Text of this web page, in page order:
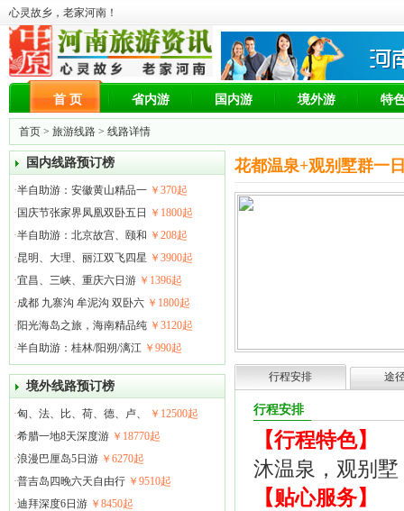
心灵故乡，老家河南！
首 页 省内游 国内游 境外游 特
首页 > 旅游线路 > 线路详情
国内线路预订榜
·半自助游：安徽黄山精品一 ￥370起
· 国庆节张家界凤凰双卧五日
￥1800起
·半自助游：北京故宫、颐和 ￥208起
·昆明、大理、丽江双飞四星 ￥3900起
·宜昌、三峡、重庆六日游 ￥1396起
·成都 九寨沟 牟泥沟 双卧六 ￥1800起
· 阳光海岛之旅，海南精品纯 ￥3120起
·半自助游：桂林/阳朔/漓江 ￥990起
境外线路预订榜
·匈、法、比、荷、德、卢、
￥12500起
·希腊一地8天深度游 ￥18770起
·浪漫巴厘岛5日游 ￥6270起
·普吉岛四晚六天自由行 ￥9510起
·迪拜深度6日游 ￥8450起
花都温泉+观别墅群一
行程安排 途
行程安排
【行程特色】
沐温泉，观别
【贴心服务】